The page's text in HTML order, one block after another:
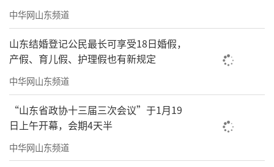
中华网山东频道
山东结婚登记公民最长可享受18日婚假，
产假、育儿假、护理假也有新规定
中华网山东频道
“山东省政协十三届三次会议”于1月19
日上午开幕，会期4天半
中华网山东频道